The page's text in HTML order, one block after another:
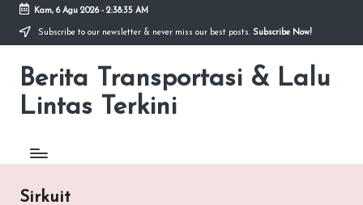
Skip
content
Kam, 6 Agu 2026- 2:38:35 AM
Subscribe to our newsletter & never miss our best posts. Subscribe Now!
Berita Transportasi & Lalu
Lintas Terkini
premancity.biz.id
Sirkuit